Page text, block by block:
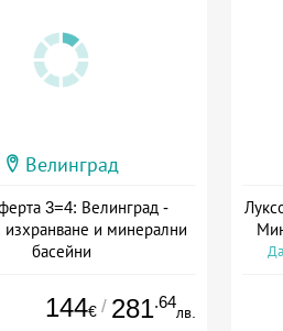
Велинград
3=4: Велинград -
изхранване и минерални
басейни
144€ / 281.64
лв.